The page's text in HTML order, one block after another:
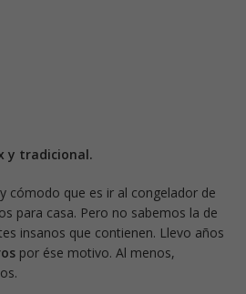
y tradicional.
cómodo que es ir al congelador de
para casa. Pero no sabemos la de
insanos que contienen. Llevo años
por ése motivo. Al menos,